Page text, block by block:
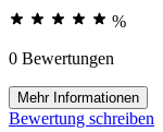
%
0 Bewertungen
Mehr Informationen
Bewertung schreiben